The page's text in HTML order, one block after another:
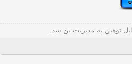
توهین به مدیریت بن شد.